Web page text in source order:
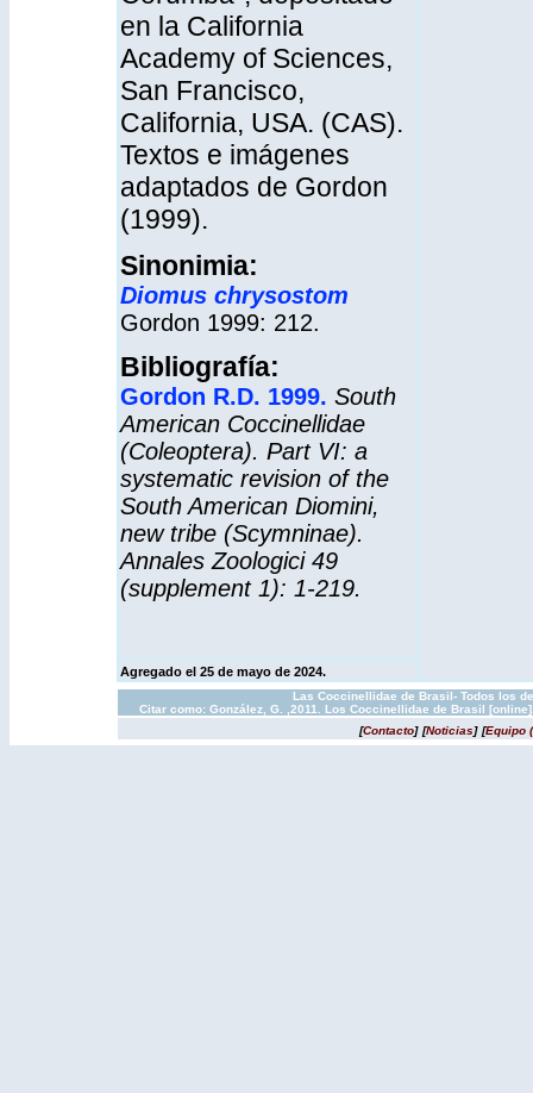
en la California
Academy of Sciences,
San Francisco,
California, USA. (CAS).
Textos e imágenes
adaptados de Gordon
(1999).
Sinonimia:
Diomus chrysostom
Gordon 1999: 212.
Bibliografía:
Gordon R.D. 1999. South
American Coccinellidae
(Coleoptera). Part VI: a
systematic revision of the
South American Diomini,
new tribe (Scymninae).
Annales Zoologici 49
(supplement 1): 1-219.
Agregado el 25 de mayo de 2024.
Las Coccinellidae de Brasil- Todos los
Citar como: González, G. ,2011. Los Coccinellidae de Brasil
[Contacto] [Noticias] [Equipo